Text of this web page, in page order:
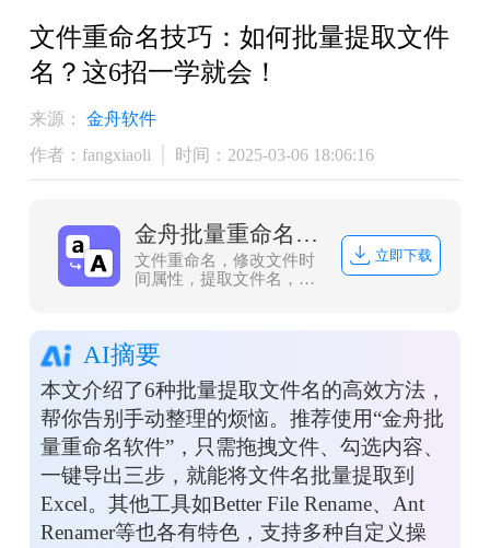
文件重命名技巧：如何批量提取文件
名？这6招一学就会！
来源：
金舟软件
作者：fangxiaoli
时间：2025-03-06 18:06:16
金舟批量重命名软件
文件重命名，修改文件时
间属性，提取文件名，创
立即下载
AI摘要
本文介绍了6种批量提取文件名的高效方法，
帮你告别手动整理的烦恼。推荐使用“金舟批
量重命名软件”，只需拖拽文件、勾选内容、
一键导出三步，就能将文件名批量提取到
Excel。其他工具如Better File Rename、Ant
Renamer等也各有特色，支持多种自定义操